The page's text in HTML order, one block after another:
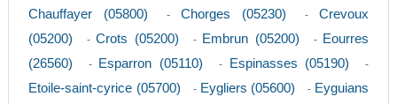
Chauffayer (05800) - Chorges (05230) -Crevoux
(05200)
-Crots (05200) - Embrun (05200) - Eourres
(26560)
- Esparron (05110) - Espinasses (05190) -
Etoile-saint-cyrice (05700) - Eygliers (05600) - Eyguians